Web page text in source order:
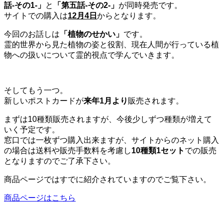
話‐その1‐」 と 「第五話‐その2‐」 が同時発売です。
サイトでの購入は12月4日 からとなります。
今回のお話しは 「植物のせかい」 です。
霊的世界から見た植物の姿と役割、現在人間が行っている植
物への扱いについて霊的視点で学んでいきます。
そしてもう一つ。
新しいポストカードが来年1月より 販売されます。
まずは10種類販売されますが、今後少しずつ種類が増えて
いく予定です。
窓口では一枚ずつ購入出来ますが、サイトからのネット購入
の場合は送料や販売手数料を考慮し10種類1セット での販売
となりますのでご了承下さい。
商品ページではすでに紹介されていますのでご覧下さい。
商品ページはこちら